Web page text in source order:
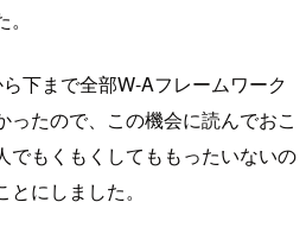
下まで全部W-Aフレームワーク
ったので、この機会に読んでおこ
でもくもくしてももったいないの
にしました。